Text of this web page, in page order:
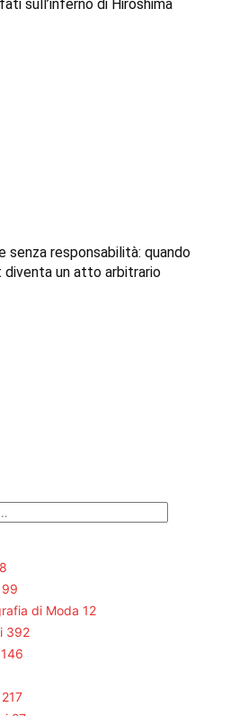
sull’inferno di Hiroshima
senza responsabilità: quando
un atto arbitrario
99
di Moda 12
392
146
217